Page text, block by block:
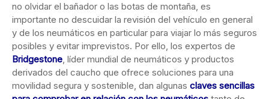
no olvidar el bañador o las botas de montaña, es
importante no descuidar la revisión del vehículo en general
y de los neumáticos en particular para viajar lo más seguros
posibles y evitar imprevistos. Por ello, los expertos de
Bridgestone, líder mundial de neumáticos y productos
derivados del caucho que ofrece soluciones para una
movilidad segura y sostenible, dan algunas claves sencillas